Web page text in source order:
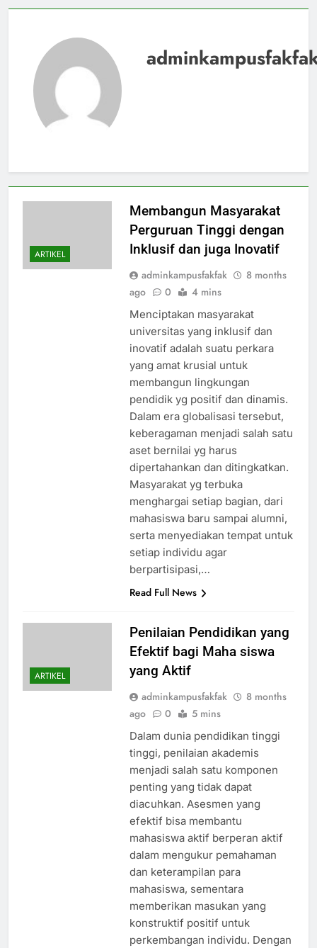
ARTIKEL
Membangun Masyarakat
Perguruan Tinggi dengan
Inklusif dan juga Inovatif
adminkampusfakfak
8 months
ago
0 4 mins
Menciptakan masyarakat
universitas yang inklusif dan
inovatif adalah suatu perkara
yang amat krusial untuk
membangun lingkungan
pendidik yg positif dan dinamis.
Dalam era globalisasi tersebut,
keberagaman menjadi salah satu
aset bernilai yg harus
dipertahankan dan ditingkatkan.
Masyarakat yg terbuka
menghargai setiap bagian, dari
mahasiswa baru sampai alumni,
serta menyediakan tempat untuk
setiap individu agar
berpartisipasi,…
Read Full News
ARTIKEL
Penilaian Pendidikan yang
Efektif bagi Maha siswa
yang Aktif
adminkampusfakfak
8 months
ago
0 5 mins
Dalam dunia pendidikan tinggi
tinggi, penilaian akademis
menjadi salah satu komponen
penting yang tidak dapat
diacuhkan. Asesmen yang
efektif bisa membantu
mahasiswa aktif berperan aktif
dalam mengukur pemahaman
dan keterampilan para
mahasiswa, sementara
memberikan masukan yang
konstruktif positif untuk
perkembangan individu. Dengan